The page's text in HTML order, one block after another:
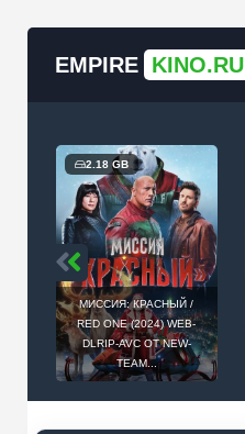
EMPIRE KINO.RU
2.18 GB
МИССИЯ: КРАСНЫЙ /
RED ONE (2024) WEB-
DLRIP-AVC ОТ NEW-
TEAM...